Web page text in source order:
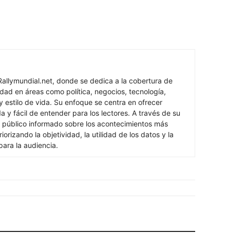
donde se dedica a la cobertura de
en áreas como política, negocios, tecnología,
estilo de vida. Su enfoque se centra en ofrecer
y fácil de entender para los lectores. A través de su
informado sobre los acontecimientos más
la objetividad, la utilidad de los datos y la
la audiencia.